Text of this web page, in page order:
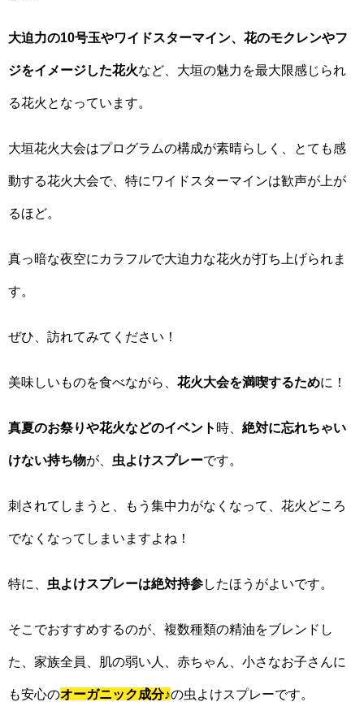
大迫力の10号玉やワイドスターマイン、花のモクレンやフ
ジをイメージした花火など、大垣の魅力を最大限感じられ
る花火となっています。
大垣花火大会はプログラムの構成が素晴らしく、とても感
動する花火大会で、特にワイドスターマインは歓声が上が
るほど。
真っ暗な夜空にカラフルで大迫力な花火が打ち上げられま
す。
ぜひ、訪れてみてください！
美味しいものを食べながら、 花火大会を満喫するために！
真夏のお祭りや花火などのイベント 時、 絶対に忘れちゃい
けない持ち物が、 虫よけスプレーです。
刺されてしまうと、もう集中力がなくなって、花火どころ
でなくなってしまいますよね！
特に、 虫よけスプレーは絶対持参したほうがよいです。
そこでおすすめするのが、複数種類の精油をブレンドし
た、家族全員、肌の弱い人、赤ちゃん、小さなお子さんに
も安心のオーガニック成分♪の虫よけスプレーです。